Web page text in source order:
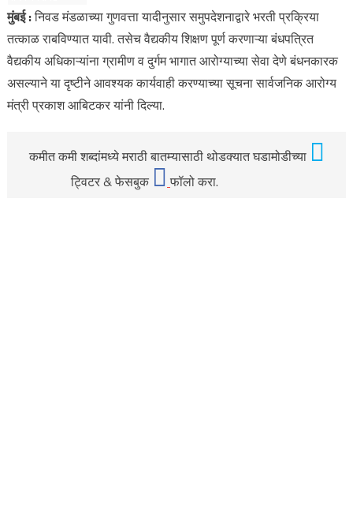
मुंबई :निवड मंडळाच्या गुणवत्ता यादीनुसार समुपदेशनाद्वारे भरती प्रक्रिया
तत्काळ राबविण्यात यावी. तसेच वैद्यकीय शिक्षण पूर्ण करणाऱ्या बंधपत्रित
वैद्यकीय अधिकाऱ्यांना ग्रामीण व दुर्गम भागात आरोग्याच्या सेवा देणे बंधनकारक
असल्याने या दृष्टीने आवश्यक कार्यवाही करण्याच्या सूचना सार्वजनिक आरोग्य
मंत्री प्रकाश आबिटकर यांनी दिल्या.
कमीत कमी शब्दांमध्ये मराठी बातम्यासाठी थोडक्यात घडामोडीच्या
ट्विटर & फेसबुक
फॉलो करा.